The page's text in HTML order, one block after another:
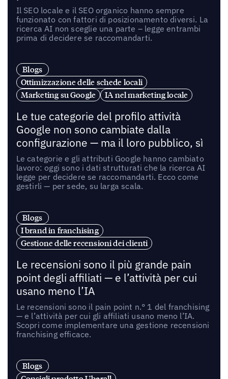
Il SEO locale e il SEO organico hanno sempre
funzionato con fattori di posizionamento diversi. La
ricerca AI non sceglie una parte – legge entrambi
prima di decidere se raccomandarti.
Blogs
Ottimizzazione delle schede locali
Marketing su Google
IA nel marketing locale
Le tue categorie del profilo attività
Google non sono cambiate dalla
configurazione — ma il loro pubblico, sì
Le categorie e gli attributi Google hanno cambiato
lavoro: oggi sono i dati strutturati che la ricerca AI
legge per decidere se raccomandarti. Ecco come
gestirli — per sede, su larga scala.
Blogs
I brand in franchising
Gestione delle recensioni dei clienti
Le recensioni sono il più grande pain
point degli affiliati — e l’attività per cui
usano meno l’IA
Le recensioni sono il pain point n.° 1 del franchising
— e l’attività per cui gli affiliati usano meno l’IA.
Scopri come implementare una gestione recensioni
franchising efficace.
Blogs